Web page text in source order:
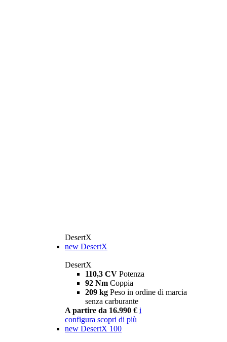
DesertX
new DesertX
DesertX
110,3 CV Potenza
92 Nm Coppia
209 kg Peso in ordine di marcia
senza carburante
A partire da 16.990 € i
configura scopri di più
new DesertX 100